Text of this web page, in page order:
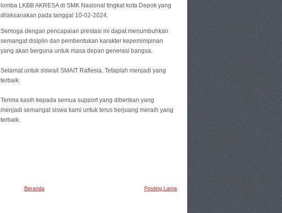
lomba LKBB AKRESA di SMK Nasional tingkat kota Depok yang
dilaksanakan pada tanggal 10-02-2024.
Semoga dengan pencapaian prestasi ini dapat menumbuhkan
semangat disiplin dan pembentukan karakter kepemimpinan
yang akan berguna untuk masa depan generasi bangsa.
Selamat untuk siswa/i SMAIT Raflesia. Tetaplah menjadi yang
terbaik.
Terima kasih kepada semua support yang diberikan yang
menjadi semangat siswa kami untuk terus berjuang meraih yang
terbaik.
Posting Lama
Beranda